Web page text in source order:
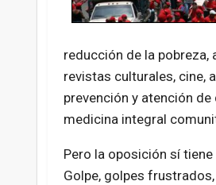
reducción de la
revistas culturales, cine,
prevención y atención de
medicina integral
Pero la oposición sí
Golpe, golpes